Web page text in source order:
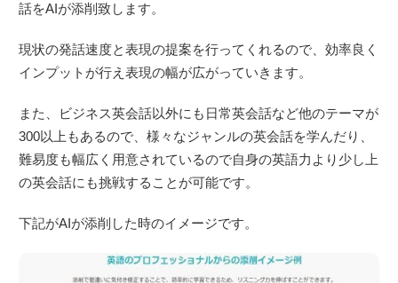
話をAIが添削致します。
現状の発話速度と表現の提案を行ってくれるので、効率良く
インプットが行え表現の幅が広がっていきます。
また、ビジネス英会話以外にも日常英会話など他のテーマが
300以上もあるので、様々なジャンルの英会話を学んだり、
難易度も幅広く用意されているので自身の英語力より少し上
の英会話にも挑戦することが可能です。
下記がAIが添削した時のイメージです。